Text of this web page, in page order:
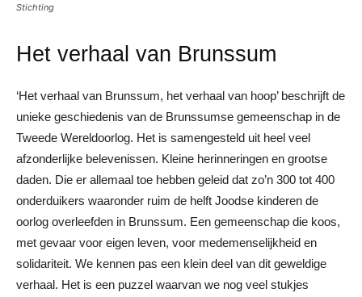
Stichting
Het verhaal van Brunssum
‘Het verhaal van Brunssum, het verhaal van hoop’ beschrijft de
unieke geschiedenis van de Brunssumse gemeenschap in de
Tweede Wereldoorlog. Het is samengesteld uit heel veel
afzonderlijke belevenissen. Kleine herinneringen en grootse
daden. Die er allemaal toe hebben geleid dat zo’n 300 tot 400
onderduikers waaronder ruim de helft Joodse kinderen de
oorlog overleefden in Brunssum. Een gemeenschap die koos,
met gevaar voor eigen leven, voor medemenselijkheid en
solidariteit. We kennen pas een klein deel van dit geweldige
verhaal. Het is een puzzel waarvan we nog veel stukjes